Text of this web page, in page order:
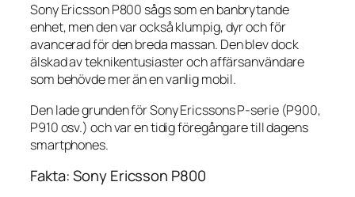
Sony Ericsson P800 sågs som en banbrytande
enhet, men den var också klumpig, dyr och för
avancerad för den breda massan. Den blev dock
älskad av teknikentusiaster och affärsanvändare
som behövde mer än en vanlig mobil.
Den lade grunden för Sony Ericssons P-serie (P900,
P910 osv.) och var en tidig föregångare till dagens
smartphones.
Fakta: Sony Ericsson P800